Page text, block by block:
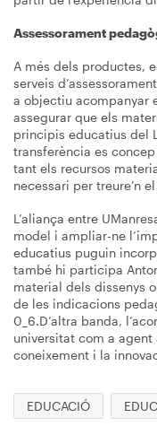
Assessorament
A més dels productes,
serveis
a objectiu acompanyar
assegurar que els
principis educatius del
transferència es
tant els recursos
necessari per treure’n
L’aliança entre
model i ampliar-ne
educatius puguin
també hi participa
material dels dissenys
de les indicacions
0_6.D’altra banda,
universitat com a
coneixement i la
EDUCACIÓ